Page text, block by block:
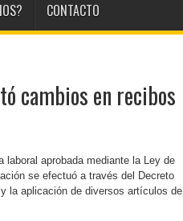
CONTACTO
cambios en recibos
laboral aprobada mediante la Ley de
se efectuó a través del Decreto
la aplicación de diversos artículos de